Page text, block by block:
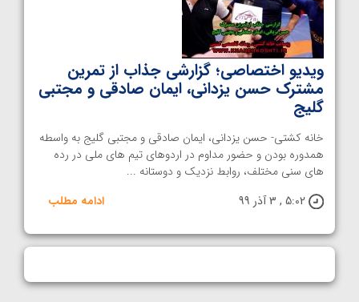
ویدیو اختصاصی؛ گزارشی جذاب از تمرین
مشترک حسن یزدانی، ایمان صادقی و مجتبی
گلیج
خانه کشتی- حسن یزدانی، ایمان صادقی و مجتبی گلیج به واسطه
همدوره بودن و حضور مداوم در اردوهای تیم های ملی در رده
های سنی مختلف، روابط نزدیک و دوستانه ...
5:02 , 3 آذر 99
ادامه مطلب